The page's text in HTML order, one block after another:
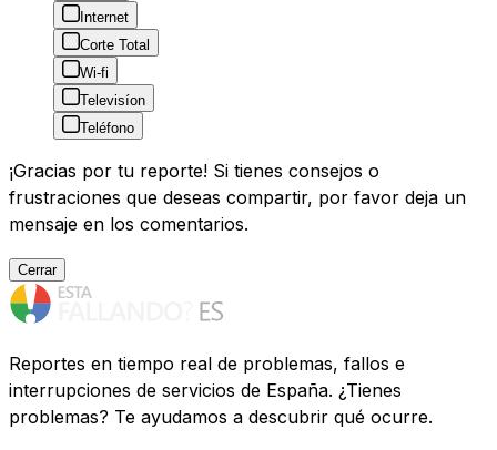
Internet
Corte Total
Wi-fi
Televisíon
Teléfono
¡Gracias por tu reporte! Si tienes consejos o
frustraciones que deseas compartir, por favor deja un
mensaje en los comentarios.
Cerrar
Reportes en tiempo real de problemas, fallos e
interrupciones de servicios de España. ¿Tienes
problemas? Te ayudamos a descubrir qué ocurre.